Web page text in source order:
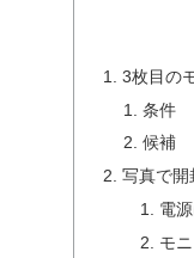
3枚目の
条件
候補
写真で開
電
モ